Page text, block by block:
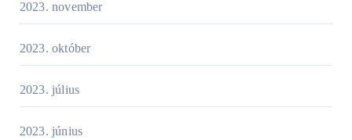
2023. november
2023. október
2023. július
2023. június